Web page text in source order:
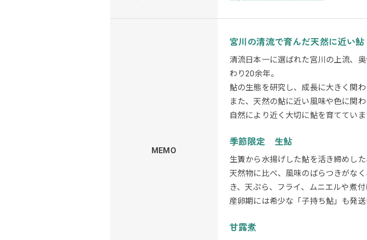
MEMO
宮川の清流で育んだ天然に近い鮎
清流日本一に選ばれた宮川の上流、
わり20余年。
鮎の生態を研究し、成長に大きく関
また、天然の鮎に近い風味や色に関
自然により近く大切に鮎を育てていま
季節限定 生鮎
生簀から水揚げした鮎を活き締めし
天然物に比べ、風味のばらつきがな
き、天ぷら、フライ、ムニエルや煮
産卵期には希少な「子持ち鮎」も発送
甘露煮